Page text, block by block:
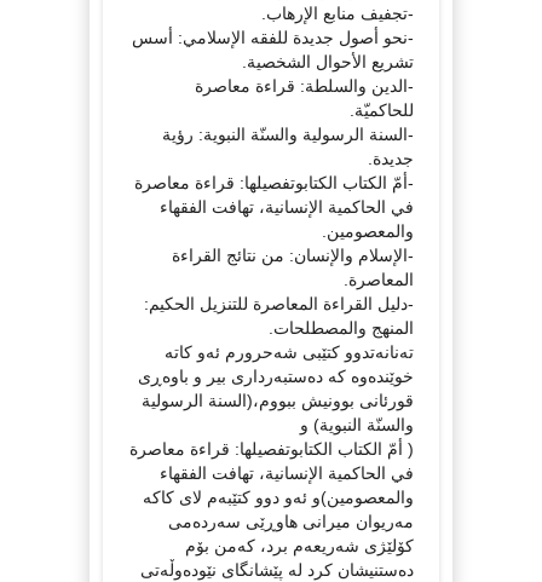
-تجفيف منابع الإرهاب.
-نحو أصول جديدة للفقه الإسلامي: أسس
تشريع الأحوال الشخصية.
-الدين والسلطة: قراءة معاصرة
للحاكميّة.
-السنة الرسولية والسنّة النبوية: رؤية
جديدة.
-أمّ الكتاب الكتابوتفصيلها: قراءة معاصرة
في الحاكمية الإنسانية، تهافت الفقهاء
والمعصومين.
-الإسلام والإنسان: من نتائج القراءة
المعاصرة.
-دليل القراءة المعاصرة للتنزيل الحكيم:
المنهج والمصطلحات.
تەنانەتدوو کتێبی شەحرورم ئەو کاتە
خوێندەوە کە دەستبەرداری بیر و باوەڕی
قورئانی بوونیش ببووم،(السنة الرسولية
والسنّة النبوية) و
( أمّ الكتاب الكتابوتفصيلها: قراءة معاصرة
في الحاكمية الإنسانية، تهافت الفقهاء
والمعصومين)و ئەو دوو کتێبەم لای کاکە
مەریوان میرانی هاوڕێی سەردەمی
کۆلێژی شەریعەم برد، کەمن بۆم
دەستنیشان کرد لە پێشانگای نێودەوڵەتی